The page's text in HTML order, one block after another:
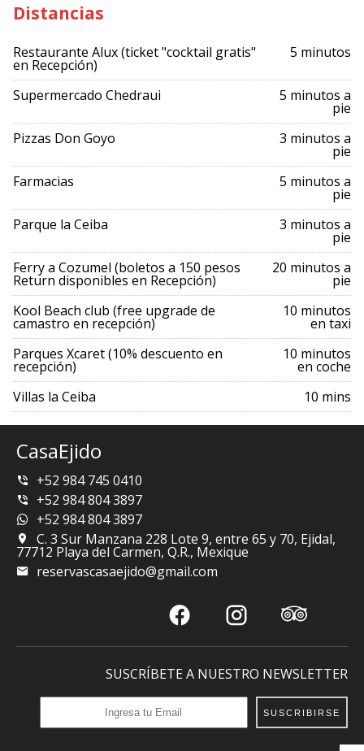
Distancias
Restaurante Alux (ticket "cocktail gratis"
en Recepción)
5 minutos
Supermercado Chedraui 5 minutos a
pie
Pizzas Don Goyo
3 minutos a
pie
Farmacias
5 minutos a
pie
Parque la Ceiba
3 minutos a
pie
Ferry a Cozumel (boletos a 150 pesos
Return disponibles en Recepción)
20 minutos a
pie
Kool Beach club (free upgrade de
camastro en recepción)
10 minutos
en taxi
Parques Xcaret (10% descuento en
recepción)
10 minutos
en coche
Villas la Ceiba
10 mins
CasaEjido
+52 984 745 0410
+52 984 804 3897
+52 984 804 3897
C. 3 Sur Manzana 228 Lote 9, entre 65 y 70, Ejidal,
77712 Playa del Carmen, Q.R., Mexique
reservascasaejido@gmail.com
SUSCRÍBETE A NUESTRO NEWSLETTER
SUSCRIBIRSE